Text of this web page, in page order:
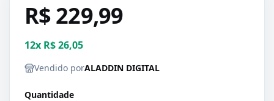
R$ 229,99
12x R$ 26,05
Vendido porALADDIN DIGITAL
Quantidade